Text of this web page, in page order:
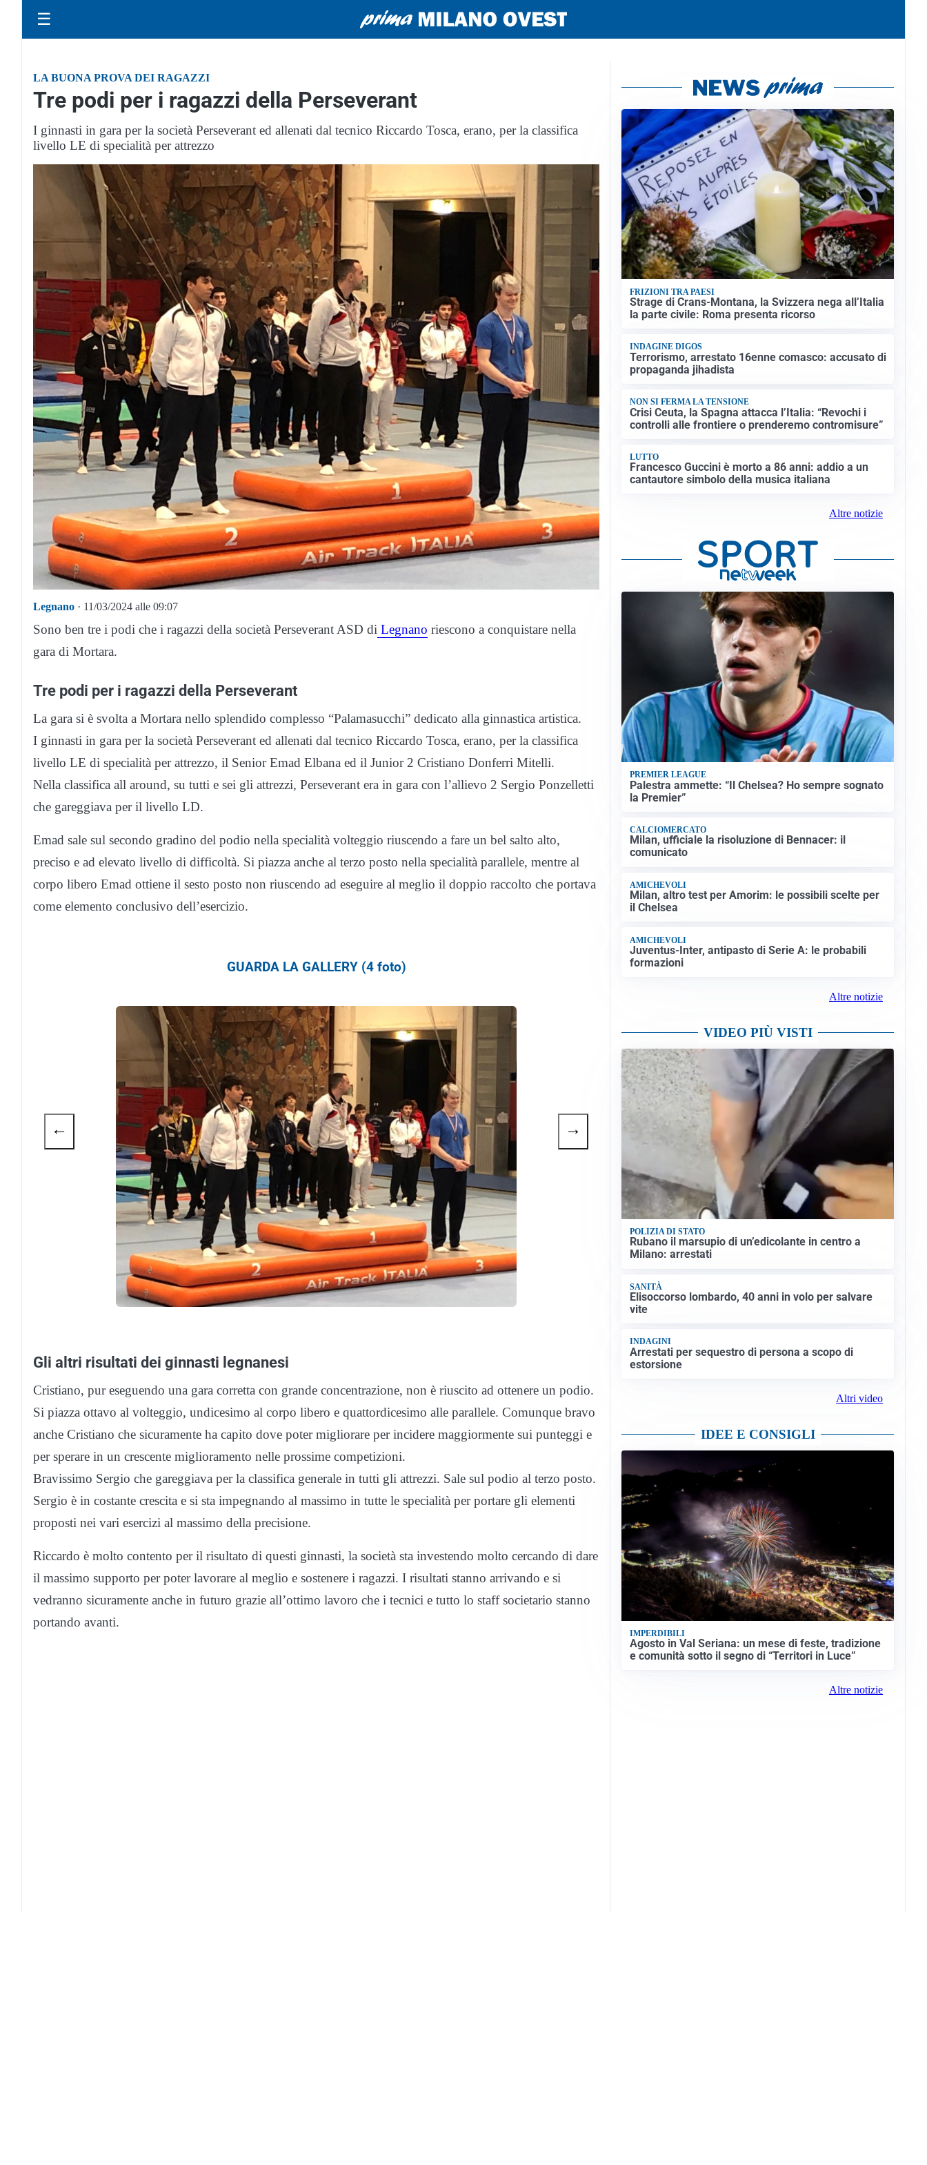
☰
LA BUONA PROVA DEI RAGAZZI
Tre podi per i ragazzi della Perseverant
I ginnasti in gara per la società Perseverant ed allenati dal tecnico Riccardo Tosca, erano, per la classifica
livello LE di specialità per attrezzo
Legnano · 11/03/2024 alle 09:07
Sono ben tre i podi che i ragazzi della società Perseverant ASD di Legnano riescono a conquistare nella
gara di Mortara.
Tre podi per i ragazzi della Perseverant
La gara si è svolta a Mortara nello splendido complesso “Palamasucchi” dedicato alla ginnastica artistica.
I ginnasti in gara per la società Perseverant ed allenati dal tecnico Riccardo Tosca, erano, per la classifica
livello LE di specialità per attrezzo, il Senior Emad Elbana ed il Junior 2 Cristiano Donferri Mitelli.
Nella classifica all around, su tutti e sei gli attrezzi, Perseverant era in gara con l’allievo 2 Sergio Ponzelletti
che gareggiava per il livello LD.
Emad sale sul secondo gradino del podio nella specialità volteggio riuscendo a fare un bel salto alto,
preciso e ad elevato livello di difficoltà. Si piazza anche al terzo posto nella specialità parallele, mentre al
corpo libero Emad ottiene il sesto posto non riuscendo ad eseguire al meglio il doppio raccolto che portava
come elemento conclusivo dell’esercizio.
GUARDA LA GALLERY (4 foto)
← →
Gli altri risultati dei ginnasti legnanesi
Cristiano, pur eseguendo una gara corretta con grande concentrazione, non è riuscito ad ottenere un podio.
Si piazza ottavo al volteggio, undicesimo al corpo libero e quattordicesimo alle parallele. Comunque bravo
anche Cristiano che sicuramente ha capito dove poter migliorare per incidere maggiormente sui punteggi e
per sperare in un crescente miglioramento nelle prossime competizioni.
Bravissimo Sergio che gareggiava per la classifica generale in tutti gli attrezzi. Sale sul podio al terzo posto.
Sergio è in costante crescita e si sta impegnando al massimo in tutte le specialità per portare gli elementi
proposti nei vari esercizi al massimo della precisione.
Riccardo è molto contento per il risultato di questi ginnasti, la società sta investendo molto cercando di dare
il massimo supporto per poter lavorare al meglio e sostenere i ragazzi. I risultati stanno arrivando e si
vedranno sicuramente anche in futuro grazie all’ottimo lavoro che i tecnici e tutto lo staff societario stanno
portando avanti.
FRIZIONI TRA PAESI
Strage di Crans-Montana, la Svizzera nega all’Italia
la parte civile: Roma presenta ricorso
INDAGINE DIGOS
Terrorismo, arrestato 16enne comasco: accusato di
propaganda jihadista
NON SI FERMA LA TENSIONE
Crisi Ceuta, la Spagna attacca l’Italia: “Revochi i
controlli alle frontiere o prenderemo contromisure”
LUTTO
Francesco Guccini è morto a 86 anni: addio a un
cantautore simbolo della musica italiana
Altre notizie
PREMIER LEAGUE
Palestra ammette: “Il Chelsea? Ho sempre sognato
la Premier”
CALCIOMERCATO
Milan, ufficiale la risoluzione di Bennacer: il
comunicato
AMICHEVOLI
Milan, altro test per Amorim: le possibili scelte per
il Chelsea
AMICHEVOLI
Juventus-Inter, antipasto di Serie A: le probabili
formazioni
Altre notizie
VIDEO PIÙ VISTI
POLIZIA DI STATO
Rubano il marsupio di un’edicolante in centro a
Milano: arrestati
SANITÀ
Elisoccorso lombardo, 40 anni in volo per salvare
vite
INDAGINI
Arrestati per sequestro di persona a scopo di
estorsione
Altri video
IDEE E CONSIGLI
IMPERDIBILI
Agosto in Val Seriana: un mese di feste, tradizione
e comunità sotto il segno di “Territori in Luce”
Altre notizie